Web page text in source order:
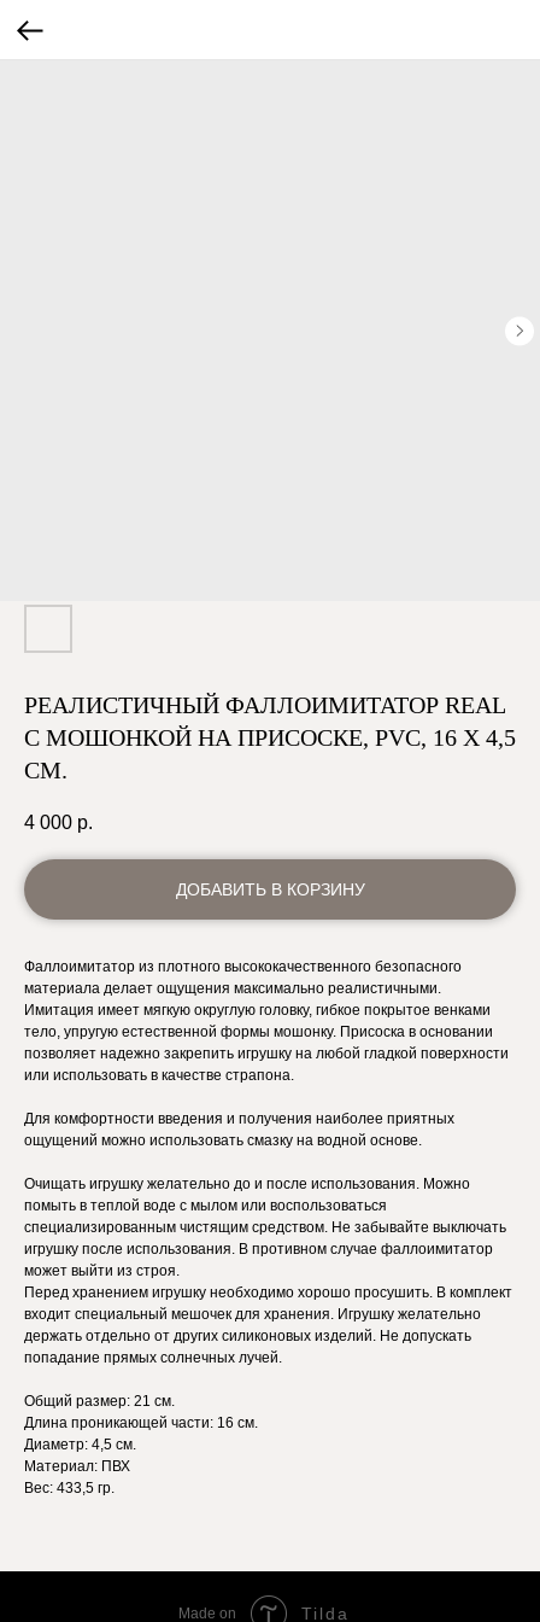
РЕАЛИСТИЧНЫЙ ФАЛЛОИМИТАТОР REAL
С МОШОНКОЙ НА ПРИСОСКЕ, PVC, 16 X 4,5
СМ.
4 000 р.
ДОБАВИТЬ В КОРЗИНУ
Фаллоимитатор из плотного высококачественного безопасного
материала делает ощущения максимально реалистичными.
Имитация имеет мягкую округлую головку, гибкое покрытое венками
тело, упругую естественной формы мошонку. Присоска в основании
позволяет надежно закрепить игрушку на любой гладкой поверхности
или использовать в качестве страпона.
Для комфортности введения и получения наиболее приятных
ощущений можно использовать смазку на водной основе.
Очищать игрушку желательно до и после использования. Можно
помыть в теплой воде с мылом или воспользоваться
специализированным чистящим средством. Не забывайте выключать
игрушку после использования. В противном случае фаллоимитатор
может выйти из строя.
Перед хранением игрушку необходимо хорошо просушить. В комплект
входит специальный мешочек для хранения. Игрушку желательно
держать отдельно от других силиконовых изделий. Не допускать
попадание прямых солнечных лучей.
Общий размер: 21 см.
Длина проникающей части: 16 см.
Диаметр: 4,5 см.
Материал: ПВХ
Вес: 433,5 гр.
Made on Tilda